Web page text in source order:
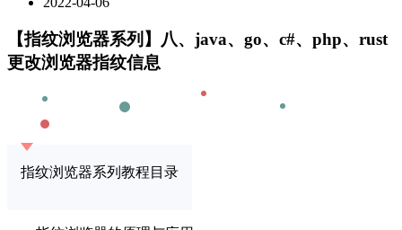
【指纹浏览器系列】八、java、go、c#、php、rust
更改浏览器指纹信息
指纹浏览器系列教程目录